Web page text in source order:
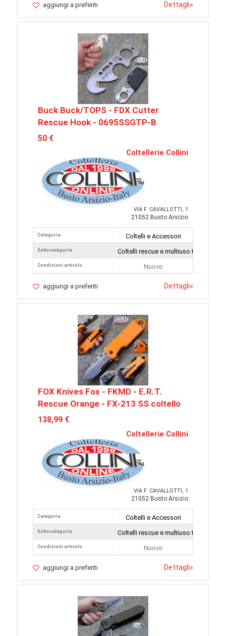
aggiungi a preferiti Dettagli»
Buck Buck/TOPS - FDX Cutter
Rescue Hook - 0695SSGTP-B
50 €
Coltellerie Collini
VIA F. CAVALLOTTI, 1
21052 Busto Arsizio
Categoria
Sottocategoria
Condizioni articolo
Coltelli e Accessori
Coltelli rescue e multiuso tattici
Nuovo
aggiungi a preferiti Dettagli»
FOX Knives Fox - FKMD - E.R.T.
Rescue Orange - FX-213 SS coltello
138,99 €
Coltellerie Collini
VIA F. CAVALLOTTI, 1
21052 Busto Arsizio
Categoria
Sottocategoria
Condizioni articolo
Coltelli e Accessori
Coltelli rescue e multiuso tattici
Nuovo
aggiungi a preferiti Dettagli»